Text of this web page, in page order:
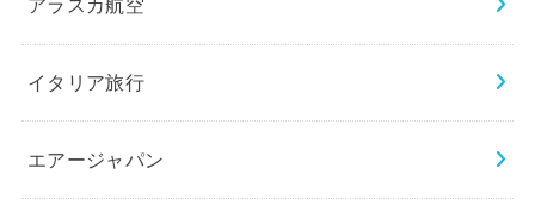
アラスカ航空
イタリア旅行
エアージャパン